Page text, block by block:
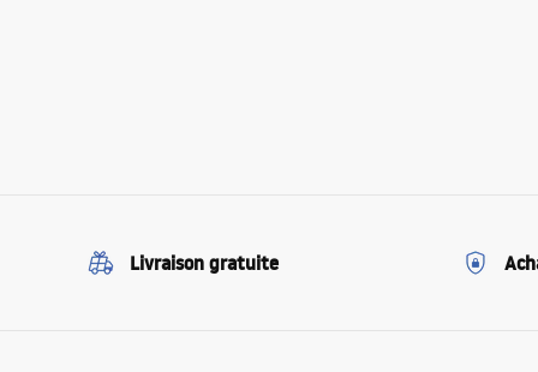
Livraison gratuite